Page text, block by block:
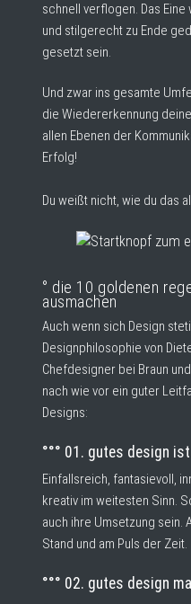
schnell verflogen. Das
und stilgerecht zu Ende
gesetzt sein.
Und zwar ins gesamte
die Wiedererkennung
allen Ebenen der
Erfolg!
Du weißt nicht, wie du das
° die 10 goldenen
ausmachen
Auch wenn sich Design
Designphilosophie von
Chefdesigner bei Braun
nach wie vor ein guter
Designs:
°°° 01. gutes design
Einfallsreich, fantasievoll,
kreativ im weitesten Sinn.
auch ihre Umsetzung sein.
Stand und am Puls der Zeit.
°°° 02. gutes design